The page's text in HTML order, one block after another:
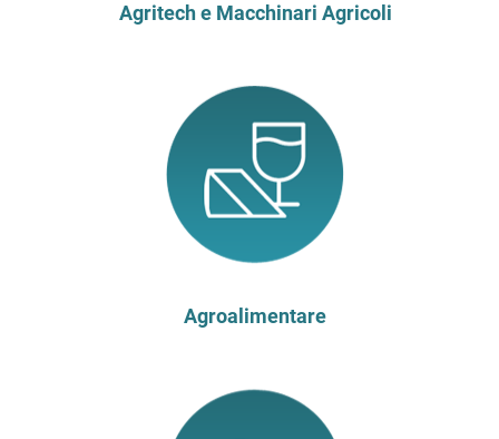
Agritech e Macchinari Agricoli
Agroalimentare